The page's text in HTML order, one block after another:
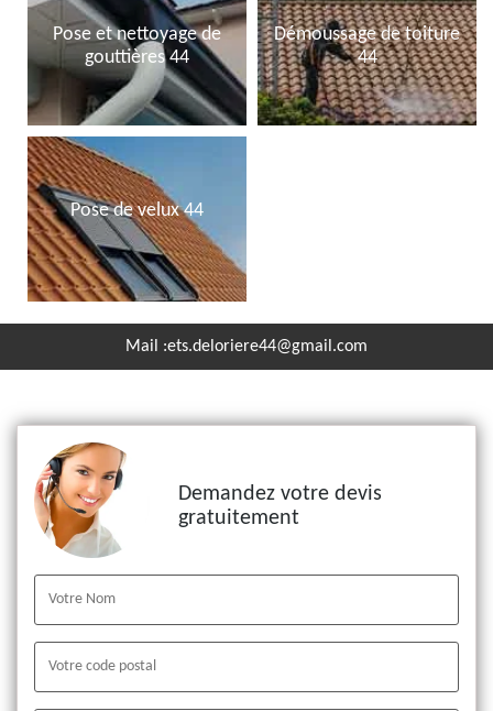
Pose et nettoyage de
gouttières 44
Démoussage de toiture
44
Pose de velux 44
Mail :ets.deloriere44@gmail.com
Demandez votre devis
gratuitement